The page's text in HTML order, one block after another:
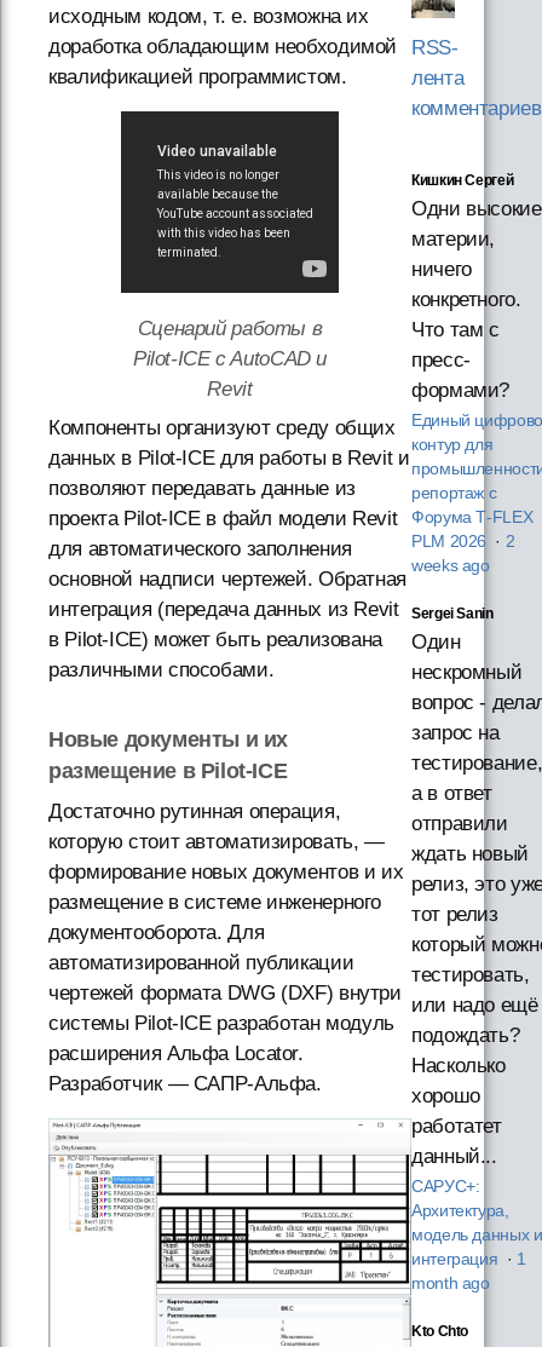
исходным кодом, т. е. возможна их
доработка обладающим необходимой
квалификацией программистом.
Сценарий работы в
Pilot-ICE c AutoCAD и
Revit
Компоненты организуют среду общих
данных в Pilot-ICE для работы в Revit и
позволяют передавать данные из
проекта Pilot-ICE в файл модели Revit
для автоматического заполнения
основной надписи чертежей. Обратная
интеграция (передача данных из Revit
в Pilot-ICE) может быть реализована
различными способами.
Новые документы и их
размещение в Pilot-ICE
Достаточно рутинная операция,
которую стоит автоматизировать, —
формирование новых документов и их
размещение в системе инженерного
документооборота. Для
автоматизированной публикации
чертежей формата DWG (DXF) внутри
системы Pilot-ICE разработан модуль
расширения Альфа Locator.
Разработчик — САПР-Альфа.
RSS-
лента
комментариев
Кишкин Сергей
Одни высокие
материи,
ничего
конкретного.
Что там с
пресс-
формами?
Единый
контур для
репортаж с
Форума T‑FLEX
PLM 2026 · 2
weeks ago
Sergei Sanin
Один
нескромный
вопрос -
запрос на
тестирование,
а в ответ
отправили
ждать новый
релиз, это
тот релиз
который
тестировать,
или надо ещё
подождать?
Насколько
хорошо
работатет
данный...
САРУС+:
Архитектура,
модель данных и
интеграция · 1
month ago
Kto Chto